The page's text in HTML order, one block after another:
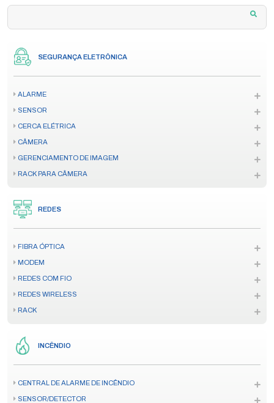
SEGURANÇA ELETRÔNICA
ALARME
SENSOR
CERCA ELÉTRICA
CÂMERA
GERENCIAMENTO DE IMAGEM
RACK PARA CÂMERA
REDES
FIBRA ÓPTICA
MODEM
REDES COM FIO
REDES WIRELESS
RACK
INCÊNDIO
CENTRAL DE ALARME DE INCÊNDIO
SENSOR/DETECTOR